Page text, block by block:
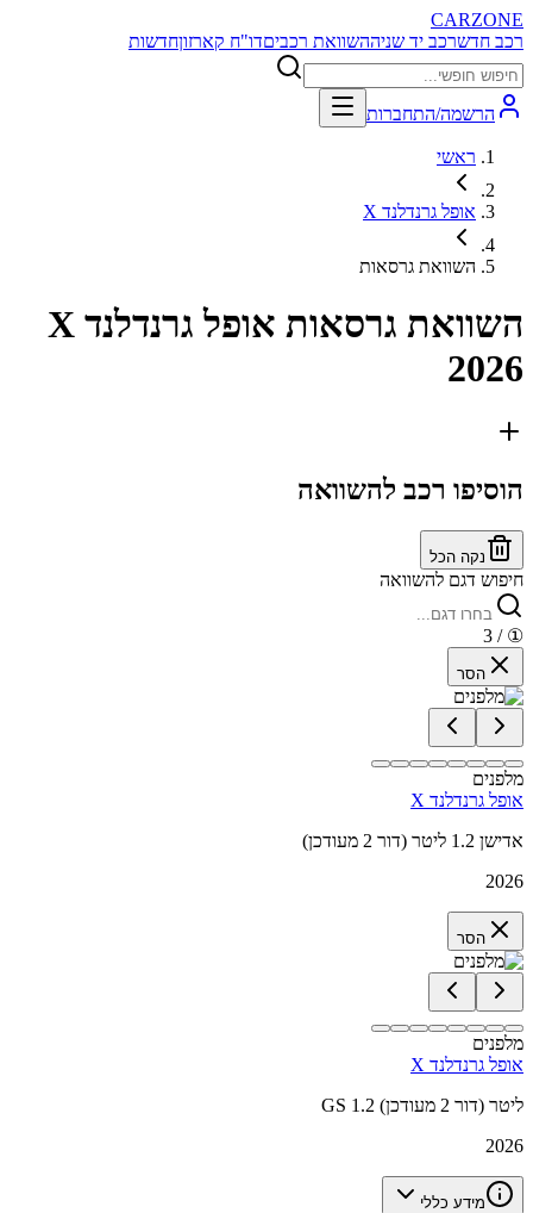
CARZONE
רכב חדשרכב יד שניההשוואת רכביםדו"ח קארזוןחדשות
הרשמה/התחברות
ראשי
אופל גרנדלנד X
השוואת גרסאות
השוואת גרסאות
אופל גרנדלנד X
2026
הוסיפו רכב להשוואה
נקה הכל
חיפוש דגם להשוואה
①
/ 3
הסר
מלפנים
אופל גרנדלנד X
אדישן 1.2 ליטר (דור 2 מעודכן)
2026
הסר
מלפנים
אופל גרנדלנד X
GS 1.2 ליטר (דור 2 מעודכן)
2026
מידע כללי